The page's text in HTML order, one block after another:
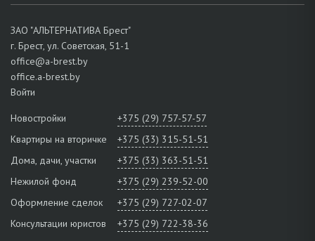
ЗАО "АЛЬТЕРНАТИВА Брест"
г. Брест, ул. Советская, 51-1
office@a-brest.by
office.a-brest.by
Войти
Новостройки
+375 (29) 757-57-57
Квартиры на вторичке
+375 (33) 315-51-51
Дома, дачи, участки
+375 (33) 363-51-51
Нежилой фонд
+375 (29) 239-52-00
Оформление сделок
+375 (29) 727-02-07
Консультации юристов
+375 (29) 722-38-36